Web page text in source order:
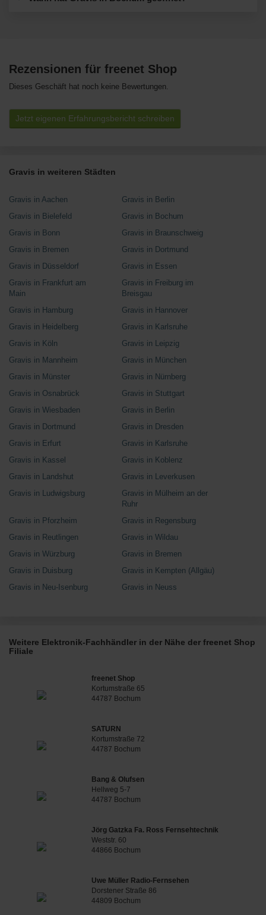
Rezensionen für freenet Shop
Dieses Geschäft hat noch keine Bewertungen.
Jetzt eigenen Erfahrungsbericht schreiben
Gravis in weiteren Städten
Gravis in Aachen
Gravis in Berlin
Gravis in Bielefeld
Gravis in Bochum
Gravis in Bonn
Gravis in Braunschweig
Gravis in Bremen
Gravis in Dortmund
Gravis in Düsseldorf
Gravis in Essen
Gravis in Frankfurt am
Main
Gravis in Freiburg im
Breisgau
Gravis in Hamburg
Gravis in Hannover
Gravis in Heidelberg
Gravis in Karlsruhe
Gravis in Köln
Gravis in Leipzig
Gravis in Mannheim
Gravis in München
Gravis in Münster
Gravis in Nürnberg
Gravis in Osnabrück
Gravis in Stuttgart
Gravis in Wiesbaden
Gravis in Berlin
Gravis in Dortmund
Gravis in Dresden
Gravis in Erfurt
Gravis in Karlsruhe
Gravis in Kassel
Gravis in Koblenz
Gravis in Landshut
Gravis in Leverkusen
Gravis in Ludwigsburg
Gravis in Mülheim an der
Ruhr
Gravis in Pforzheim
Gravis in Regensburg
Gravis in Reutlingen
Gravis in Wildau
Gravis in Würzburg
Gravis in Bremen
Gravis in Duisburg
Gravis in Kempten (Allgäu)
Gravis in Neu-Isenburg
Gravis in Neuss
Weitere Elektronik-Fachhändler in der Nähe der freenet Shop
Filiale
freenet Shop
Kortumstraße 65
44787 Bochum
SATURN
Kortumstraße 72
44787 Bochum
Bang & Olufsen
Hellweg 5-7
44787 Bochum
Jörg Gatzka Fa. Ross Fernsehtechnik
Weststr. 60
44866 Bochum
Uwe Müller Radio-Fernsehen
Dorstener Straße 86
44809 Bochum